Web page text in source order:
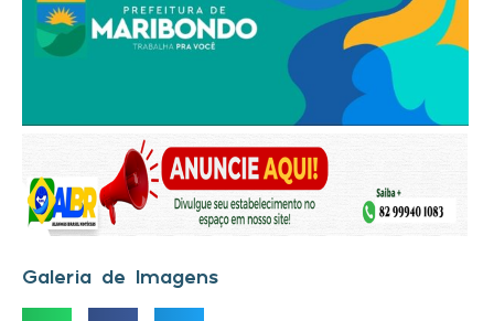
Galeria de Imagens